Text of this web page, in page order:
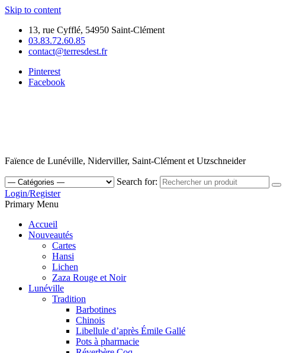
Skip to content
13, rue Cyfflé, 54950 Saint-Clément
03.83.72.60.85
contact@terresdest.fr
Pinterest
Facebook
Faïence de Lunéville, Niderviller, Saint-Clément et Utzschneider
Search for:
Login/Register
Primary Menu
Accueil
Nouveautés
Cartes
Hansi
Lichen
Zaza Rouge et Noir
Lunéville
Tradition
Barbotines
Chinois
Libellule d’après Émile Gallé
Pots à pharmacie